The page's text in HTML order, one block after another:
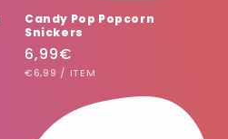
Candy Pop Popcorn
Snickers
Prix
habituel
6,99€
PRIX
€6,99 / PAR
ITEM